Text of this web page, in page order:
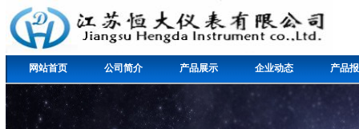
网站首页 公司简介 产品展示 企业动态 产品